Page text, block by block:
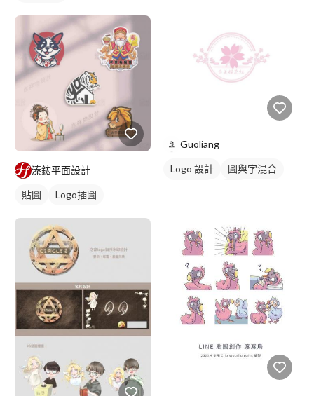
溱鋐平面設計
貼圖 Logo插圖
Guoliang
Logo 設計
圖與字混合